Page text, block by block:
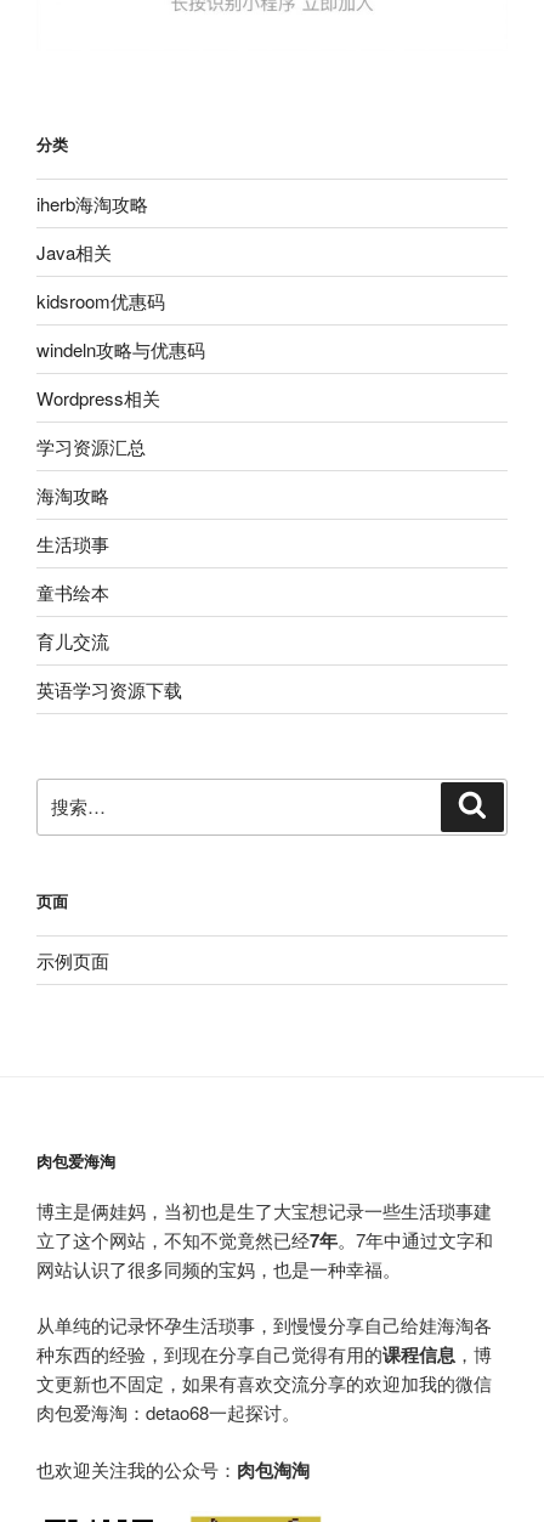
分类
iherb海淘攻略
Java相关
kidsroom优惠码
windeln攻略与优惠码
Wordpress相关
学习资源汇总
海淘攻略
生活琐事
童书绘本
育儿交流
英语学习资源下载
索：
页面
示例页面
肉包爱海淘
博主是俩娃妈，当初也是生了大宝想记录一些生活琐事建
立了这个网站，不知不觉竟然已经7年。7年中通过文字和
网站认识了很多同频的宝妈，也是一种幸福。
从单纯的记录怀孕生活琐事，到慢慢分享自己给娃海淘各
种东西的经验，到现在分享自己觉得有用的课程信息 ，博
文更新也不固定，如果有喜欢交流分享的欢迎加我的微信
肉包爱海淘：detao68一起探讨。
也欢迎关注我的公众号： 肉包淘淘